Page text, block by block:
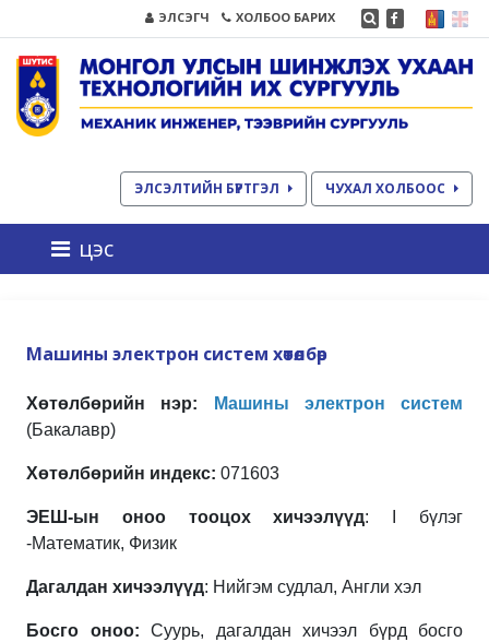
ЭЛСЭГЧ ХОЛБОО БАРИХ
ЭЛСЭЛТИЙН БҮРТГЭЛ ЧУХАЛ ХОЛБООС
цэс
Машины электрон систем хөтөлбөр
Хөтөлбөрийн нэр:
Машины электрон систем
(Бакалавр)
Хөтөлбөрийн индекс: 071603
ЭЕШ-ын оноо тооцох хичээлүүд: I бүлэг
-Математик, Физик
Дагалдан хичээлүүд: Нийгэм судлал, Англи хэл
Босго оноо: Суурь, дагалдан хичээл бүрд босго